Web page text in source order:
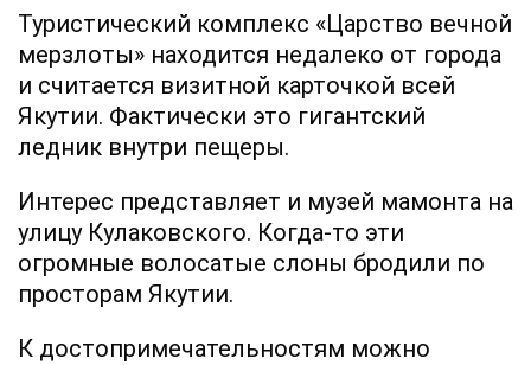
Туристический комплекс «Царство вечной
мерзлоты» находится недалеко от города
и считается визитной карточкой всей
Якутии. Фактически это гигантский
ледник внутри пещеры.
Интерес представляет и музей мамонта на
улицу Кулаковского. Когда-то эти
огромные волосатые слоны бродили по
просторам Якутии.
К достопримечательностям можно